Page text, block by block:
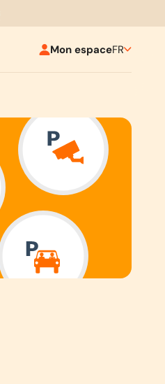
Mon espaceFR